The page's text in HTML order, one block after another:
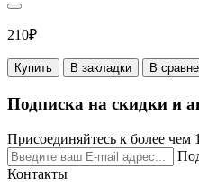
210₽
Купить В закладки В
Подписка на скидки и
Присоединяйтесь к более чем
Контакты